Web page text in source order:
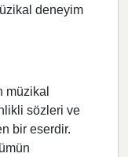
deneyim
müzikal
sözleri ve
bir eserdir.